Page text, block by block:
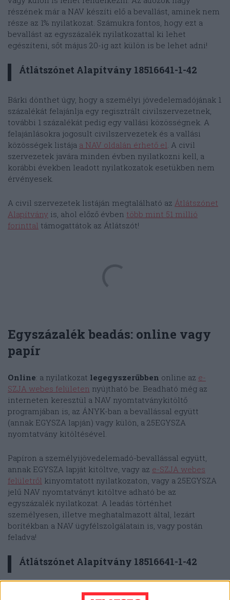
részének már a NAV készíti elő a bevallást, aminek nem
része az 1% nyilatkozat. Számukra fontos, hogy ezt a
bevallást az egyszázalék nyilatkozattal ki lehet
egészíteni, sőt május 20-ig azt külön is be lehet adni!
Átlátszónet Alapítvány 18516641-1-42
Bárki dönthet úgy, hogy a személyi jövedelemadójának 1
százalékát felajánlja egy regisztrált civilszervezetnek,
további 1 százalékát pedig egy vallási közösségnek. A
felajánlásokra jogosult civilszervezetek és a vallási
közösségek listája a NAV oldalán érhető el. A civil
szervezetek javára minden évben nyilatkozni kell, a
korábbi években leadott nyilatkozatok esetükben nem
érvényesek.
A civil szervezetek listáján megtalálható az Átlátszónet
Alapítvány is, ahol előző évben több mint 51 millió
forinttal támogattátok az Átlátszót!
Egyszázalék beadás: online vagy
papír
Online: a nyilatkozat legegyszerűbben online az e-
SZJA webes felületen nyújtható be. Beadható még az
interneten keresztül a NAV nyomtatványkitöltő
programjában is, az ÁNYK-ban a bevallással együtt
(annak EGYSZA lapján) vagy külön, a 25EGYSZA
nyomtatvány kitöltésével.
Papíron a személyijövedelemadó-bevallással együtt,
annak EGYSZA lapját kitöltve, vagy az e-SZJA webes
felületről kinyomtatott nyilatkozaton, vagy a 25EGYSZA
jelű NAV nyomtatványt kitöltve adható be az
egyszázalék nyilatkozat. A leadás történhet
személyesen, illetve meghatalmazott által, lezárt
borítékban a NAV ügyfélszolgálatain is, vagy postán
feladva!
Átlátszónet Alapítvány 18516641-1-42
A kitöltött nyilatkozatot külön, zárt borítékba kell tenni,